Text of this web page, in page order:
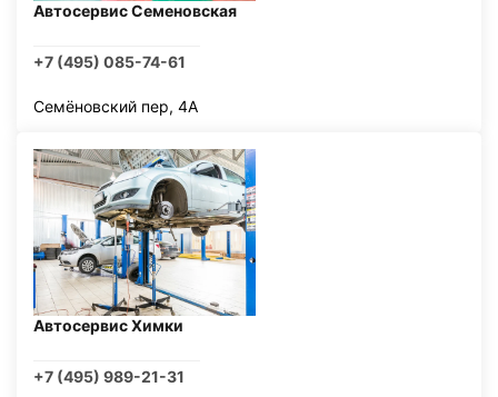
Автосервис Семеновская
+7 (495) 085-74-61
Семёновский пер, 4А
Автосервис Химки
+7 (495) 989-21-31